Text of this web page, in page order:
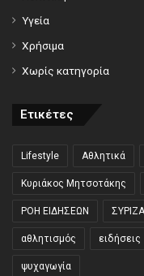
Υγεία
Χρήσιμα
Χωρίς κατηγορία
Ετικέτες
Lifestyle Αθλητικά
Κυριάκος Μητσοτάκης
ΡΟΗ ΕΙΔΗΣΕΩΝ
αθλητισμός ειδήσεις
ψυχαγωγία